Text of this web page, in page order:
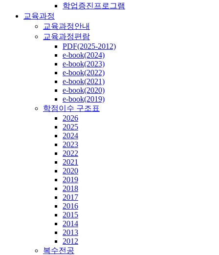
학업증진프로그램
교육과정
교육과정안내
교육과정편람
PDF(2025-2012)
e-book(2024)
e-book(2023)
e-book(2022)
e-book(2021)
e-book(2020)
e-book(2019)
학점이수 구조표
2026
2025
2024
2023
2022
2021
2020
2019
2018
2017
2016
2015
2014
2013
2012
복수전공